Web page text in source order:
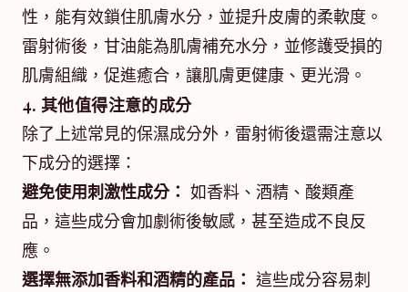
性，能有效鎖住肌膚水分，並提升皮膚的柔軟度。
雷射術後，甘油能為肌膚補充水分，並修護受損的
肌膚組織，促進癒合，讓肌膚更健康、更光滑。
4. 其他值得注意的成分
除了上述常見的保濕成分外，雷射術後還需注意以
下成分的選擇：
避免使用刺激性成分： 如香料、酒精、酸類產
品，這些成分會加劇術後敏感，甚至造成不良反
應。
選擇無添加香料和酒精的產品： 這些成分容易刺